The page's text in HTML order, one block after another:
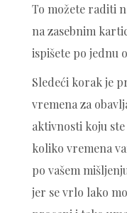
To možete raditi
na zasebnim
ispišete po jednu
Sledeći korak je
vremena za
aktivnosti koju
koliko vremena
po vašem
jer se vrlo lako